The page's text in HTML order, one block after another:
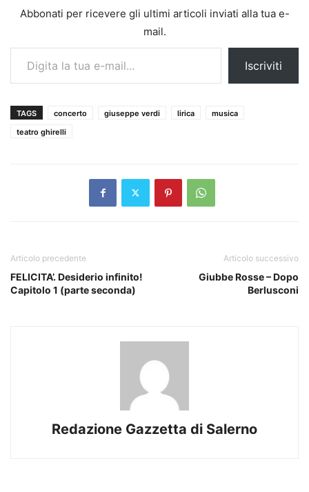
Abbonati per ricevere gli ultimi articoli inviati alla tua e-
mail.
Digita la tua e-mail...
Iscriviti
TAGS concerto giuseppe verdi lirica
musica
teatro ghirelli
Articolo precedente
FELICITA’. Desiderio infinito!
Capitolo 1 (parte seconda)
Articolo successivo
Giubbe Rosse – Dopo
Berlusconi
Redazione Gazzetta di Salerno